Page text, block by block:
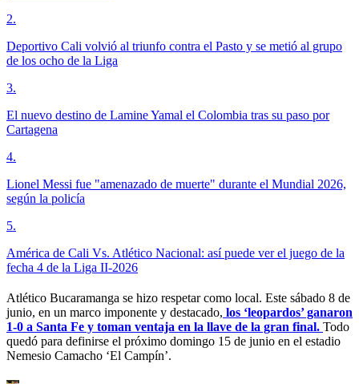
2.
Deportivo Cali volvió al triunfo contra el Pasto y se metió al grupo
de los ocho de la Liga
3.
El nuevo destino de Lamine Yamal el Colombia tras su paso por
Cartagena
4.
Lionel Messi fue "amenazado de muerte" durante el Mundial 2026,
según la policía
5.
América de Cali Vs. Atlético Nacional: así puede ver el juego de la
fecha 4 de la Liga II-2026
Atlético Bucaramanga se hizo respetar como local. Este sábado 8 de
junio, en un marco imponente y destacado, los ‘leopardos’ ganaron
1-0 a Santa Fe y toman ventaja en la llave de la gran final. Todo
quedó para definirse el próximo domingo 15 de junio en el estadio
Nemesio Camacho ‘El Campín’.